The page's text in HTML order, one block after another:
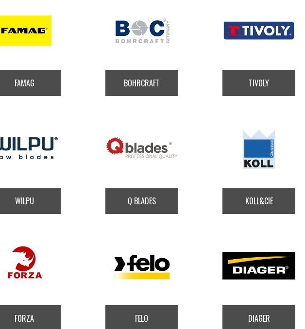
FAMAG BOHRCRAFT TIVOLY
WILPU Q BLADES KOLL&CIE
FORZA FELO DIAGER